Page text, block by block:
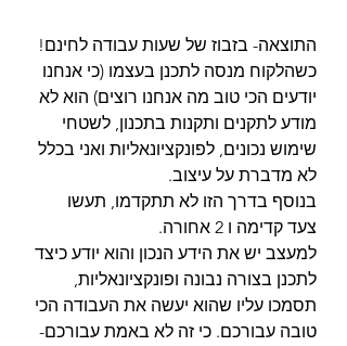
התוצאה- בזבוז של שעות עבודה לחינם!
כשהלקוח מנסה לתכנן בעצמו (כי אנחנו
יודעים הכי טוב מה אנחנו רוצים) הוא לא
מודע לתקנים ותקנות בתכנון, לשטחי
שימוש נכונים, לפונקציונאליות ואני בכלל
לא מדברת על עיצוב.
בנוסף בדרך הזו לא תתקדמו, תעשו
צעד קדימה ו 2 אחורה.
למעצב יש את הידע הנכון והוא יודע כיצד
לתכנן בצורה נבונה ופונקציונאליות,
תסמכו עליו שהוא יעשה את העבודה הכי
טובה עבורכם. כי זה לא באמת עבורכם-